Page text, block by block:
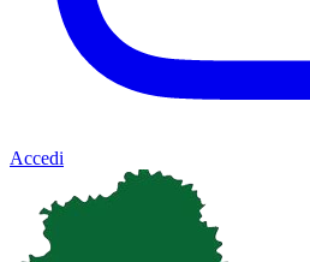
Accedi